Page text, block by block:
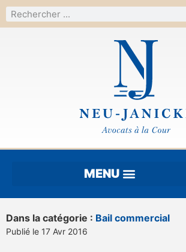
Dans la catégorie : Bail commercial
Publié le 17 Avr 2016